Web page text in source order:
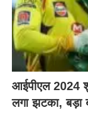
आईपीएल 2024
लगा झटका, बड़ा